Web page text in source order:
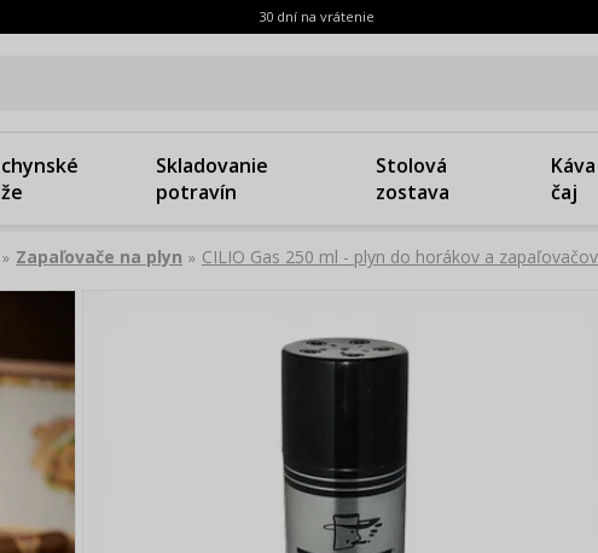
30 dní na vrátenie
Skladovanie
potravín
Stolová
zostava
čaj
» Zapaľovače na plyn » CILIO Gas 250 ml - plyn do horákov a zapaľovačov